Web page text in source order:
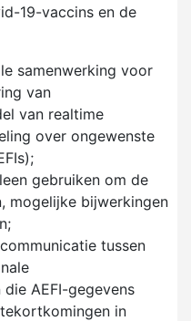
19-vaccins en de
samenwerking voor
van
van realtime
over ongewenste
gebruiken om de
mogelijke bijwerkingen
tussen
AEFI-gegevens
in